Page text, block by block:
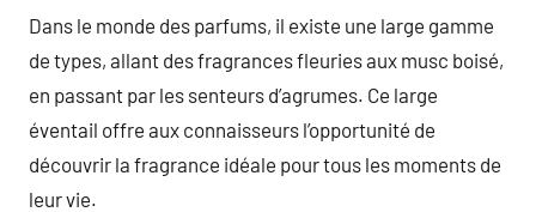
Dans le monde des parfums, il existe une large gamme
de types, allant des fragrances fleuries aux musc boisé,
en passant par les senteurs d’agrumes. Ce large
éventail offre aux connaisseurs l’opportunité de
découvrir la fragrance idéale pour tous les moments de
leur vie.